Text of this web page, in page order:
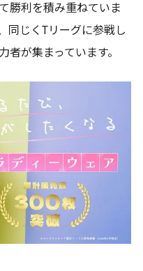
勝利を積み重ねていま
同じくTリーグに参戦し
が集まっています。